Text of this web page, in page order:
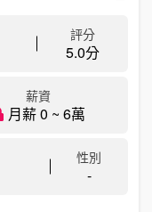
評分
5.0分
薪資
月薪 0 ~ 6萬
性別
-